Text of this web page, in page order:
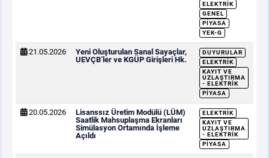
ELEKTRIK
GENEL
PIYASA
YEK-G
21.05.2026
Yeni Oluşturulan Sanal Sayaçlar,
UEVÇB’ler ve KGÜP Girişleri Hk.
DUYURULAR
ELEKTRIK
KAYIT VE
UZLAŞTIRMA
- ELEKTRIK
PIYASA
20.05.2026
Lisanssız Üretim Modülü (LÜM)
Saatlik Mahsuplaşma Ekranları
Simülasyon Ortamında İşleme
Açıldı
ELEKTRIK
KAYIT VE
UZLAŞTIRMA
- ELEKTRIK
PIYASA